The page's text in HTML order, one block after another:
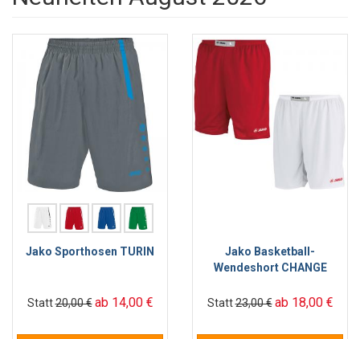
Jako Sporthosen TURIN
Statt20,00 € ab 14,00 €
Jako Basketball-
Wendeshort CHANGE
Statt23,00 € ab 18,00 €